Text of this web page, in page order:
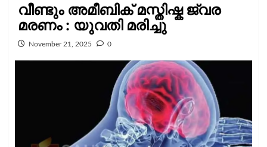
വീണ്ടും അമീബിക് മസ്തിഷ്ക ജ്വര
മരണം : യുവതി മരിച്ചു
November 21, 2025 0